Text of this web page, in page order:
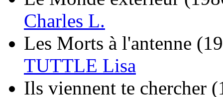
Charles L.
Les Morts à l'antenne
TUTTLE Lisa
Ils viennent te chercher